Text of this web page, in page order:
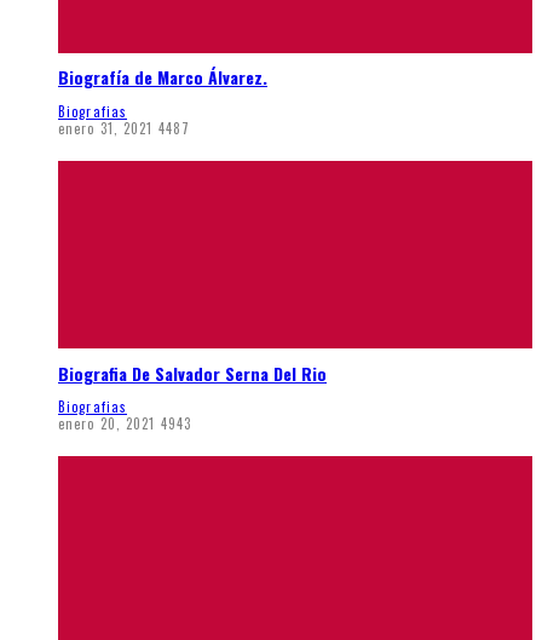
Biografía de Marco Álvarez.
Biografias
enero 31, 2021 4487
Biografia De Salvador Serna Del Rio
Biografias
enero 20, 2021 4943